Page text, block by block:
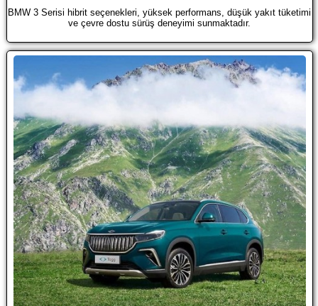
BMW 3 Serisi hibrit seçenekleri, yüksek performans, düşük yakıt tüketimi
ve çevre dostu sürüş deneyimi sunmaktadır.